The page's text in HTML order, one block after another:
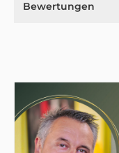
Bewertungen